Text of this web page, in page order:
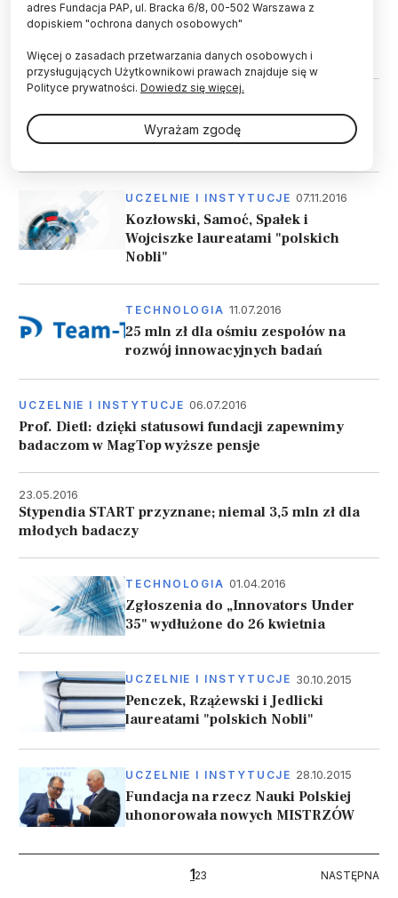
GRANTY I KONKURSY 16.11.2017
95 mln zł dla naukowców i firm od
Fundacji na rzecz Nauki Polskiej
Ponad 270 mln zł na badania naukowe w Polsce od
FNP
UCZELNIE I INSTYTUCJE 07.11.2016
Kozłowski, Samoć, Spałek i
Wojciszke laureatami "polskich
Nobli"
TECHNOLOGIA 11.07.2016
25 mln zł dla ośmiu zespołów na
rozwój innowacyjnych badań
UCZELNIE I INSTYTUCJE 06.07.2016
Prof. Dietl: dzięki statusowi fundacji zapewnimy
badaczom w MagTop wyższe pensje
23.05.2016
Stypendia START przyznane; niemal 3,5 mln zł dla
młodych badaczy
TECHNOLOGIA 01.04.2016
Zgłoszenia do „Innovators Under
35" wydłużone do 26 kwietnia
UCZELNIE I INSTYTUCJE 30.10.2015
Penczek, Rzążewski i Jedlicki
laureatami "polskich Nobli"
UCZELNIE I INSTYTUCJE 28.10.2015
Fundacja na rzecz Nauki Polskiej
uhonorowała nowych MISTRZÓW
123 NASTĘPNA
NASTĘPNA
adres Fundacja PAP, ul. Bracka 6/8, 00-502 Warszawa z
dopiskiem "ochrona danych osobowych"
Więcej o zasadach przetwarzania danych osobowych i
przysługujących Użytkownikowi prawach znajduje się w
Polityce prywatności. Dowiedz się więcej.
Wyrażam zgodę